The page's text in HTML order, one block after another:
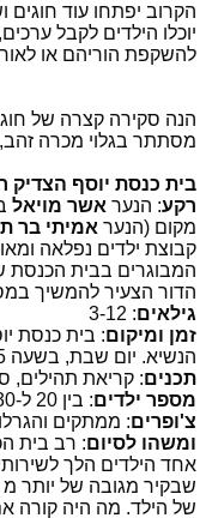
הקרוב יפתחו עוד
יוכלו הילדים לקבל
להשקפת הוריהם או
הנה סקירה קצרה של
מסתתר בגלוי מכרה זהב,
בית כנסת יוסף הצדיק
רקע: הנער אשר מויאל
מקום (הנער אמיתי בר
קבוצת ילדים נפלאה
המבוגרים בבית הכנסת
הדור הצעיר להמשיך
גילאים: 3-12
זמן ומיקום: בית כנסת
הנשיא. יום שבת, בשעה 1:15.
תכנים: קריאת תהילים,
מספר ילדים: בין 20 ל-30 בכל מפגש
צ'ופרים: ממתקים
ומשהו לסיום: רב בית
אחד הילדים הלך
של הילד. מה היה קורה